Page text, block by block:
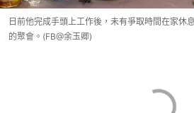
日前他完成手頭上工作後，未有爭取時間在家休
的聚會。(FB@余玉卿)